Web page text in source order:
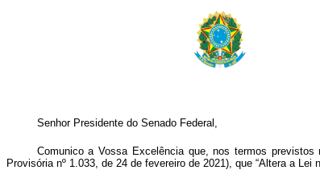
Senhor Presidente do Senado Federal,
Comunico a Vossa Excelência que, nos termos
Provisória nº 1.033, de 24 de fevereiro de 2021), que “Altera a